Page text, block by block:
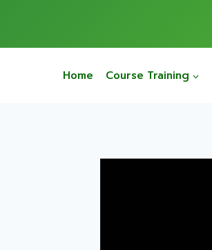
Home Course Training